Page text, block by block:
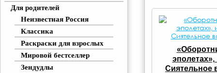
Для родителей
Неизвестная Россия
Классика
Раскраски для взрослых
Мировой бестселлер
Зендудлы
эполетах»,
Сиятельное